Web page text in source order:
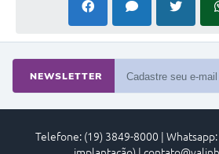
NEWSLETTER
Telefone: (19) 3849-8000 |